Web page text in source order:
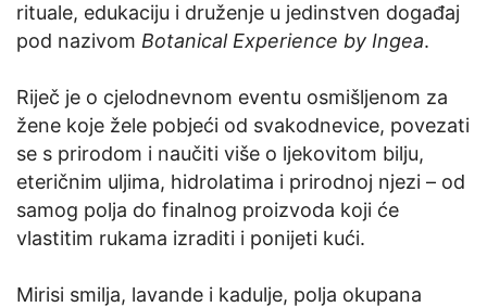
rituale, edukaciju i druženje u jedinstven događaj
pod nazivom Botanical Experience by Ingea.
Riječ je o cjelodnevnom eventu osmišljenom za
žene koje žele pobjeći od svakodnevice, povezati
se s prirodom i naučiti više o ljekovitom bilju,
eteričnim uljima, hidrolatima i prirodnoj njezi – od
samog polja do finalnog proizvoda koji će
vlastitim rukama izraditi i ponijeti kući.
Mirisi smilja, lavande i kadulje, polja okupana